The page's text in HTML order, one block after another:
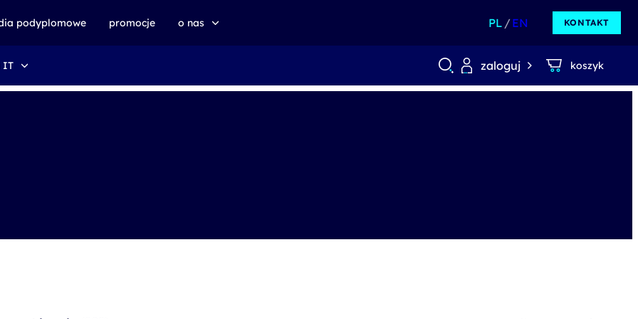
podyplomowe promocje o nas
zrównoważony rozwój
PL EN KONTAKT
IT zaloguj koszyk